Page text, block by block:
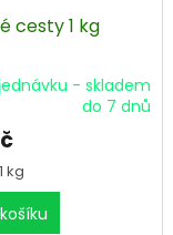
cesty 1 kg
- skladem
do 7 dnů
kg